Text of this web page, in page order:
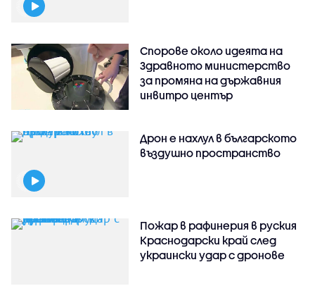
Спорове около идеята на
Здравното министерство
за промяна на държавния
инвитро център
Дрон е нахлул в българското
въздушно пространство
Пожар в рафинерия в руския
Краснодарски край след
украински удар с дронове